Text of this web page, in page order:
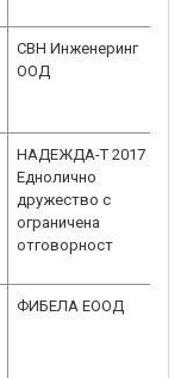
СВН Инженеринг
ООД
НАДЕЖДА-Т 2017
Еднолично
дружество с
ограничена
отговорност
ФИБЕЛА ЕООД